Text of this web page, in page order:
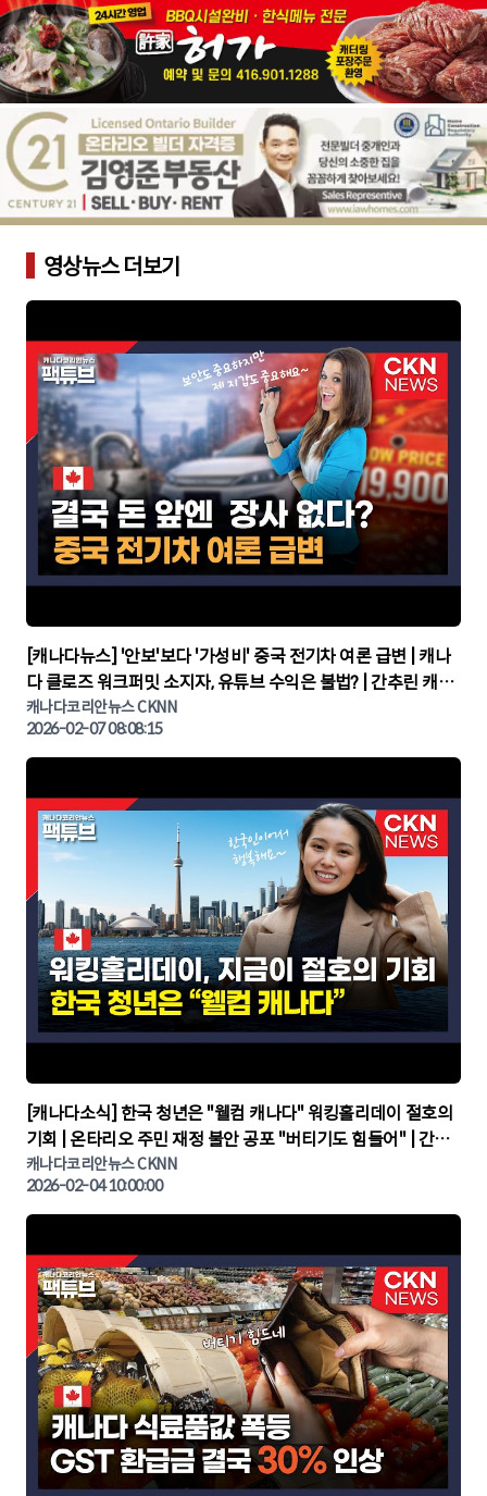
영상뉴스 더보기
▶
[캐나다뉴스] '안보'보다 '가성비' 중국 전기차 여론 급변 | 캐나
다 클로즈 워크퍼밋 소지자, 유튜브 수익은 불법? | 간추린 캐나
다뉴스 | CKNNEWS, 캐나다코리안뉴스
캐나다코리안뉴스 CKNN
2026-02-07 08:08:15
▶
[캐나다소식] 한국 청년은 "웰컴 캐나다" 워킹홀리데이 절호의
기회 | 온타리오 주민 재정 불안 공포 "버티기도 힘들어" | 간추
린 캐나다뉴스 | CKNNEWS, 캐나다코리안뉴스
캐나다코리안뉴스 CKNN
2026-02-04 10:00:00